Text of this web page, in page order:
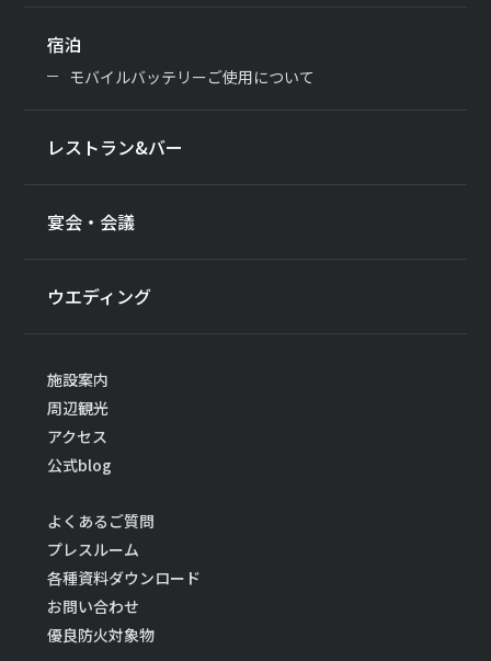
宿泊
モバイルバッテリーご使用について
レストラン&バー
宴会・会議
ウエディング
施設案内
周辺観光
アクセス
公式blog
よくあるご質問
プレスルーム
各種資料ダウンロード
お問い合わせ
優良防火対象物